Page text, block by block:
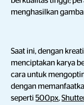
menghasilkan
Saat ini, dengan
menciptakan karya
cara untuk
dengan
seperti500px,